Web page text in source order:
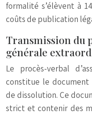
formalité s’élèvent à
coûts de publication
Transmission du
générale
Le procès-verbal
constitue le document
de dissolution. Ce
strict et contenir des